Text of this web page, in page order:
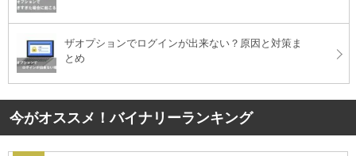
ザオプションでログインが出来ない？原因と対策ま
とめ
今がオススメ！バイナリーランキング